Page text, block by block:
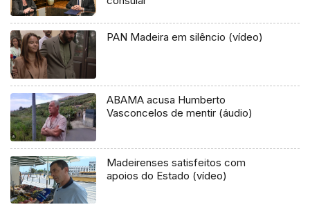
PAN Madeira em silêncio (vídeo)
ABAMA acusa Humberto
Vasconcelos de mentir (áudio)
Madeirenses satisfeitos com
apoios do Estado (vídeo)